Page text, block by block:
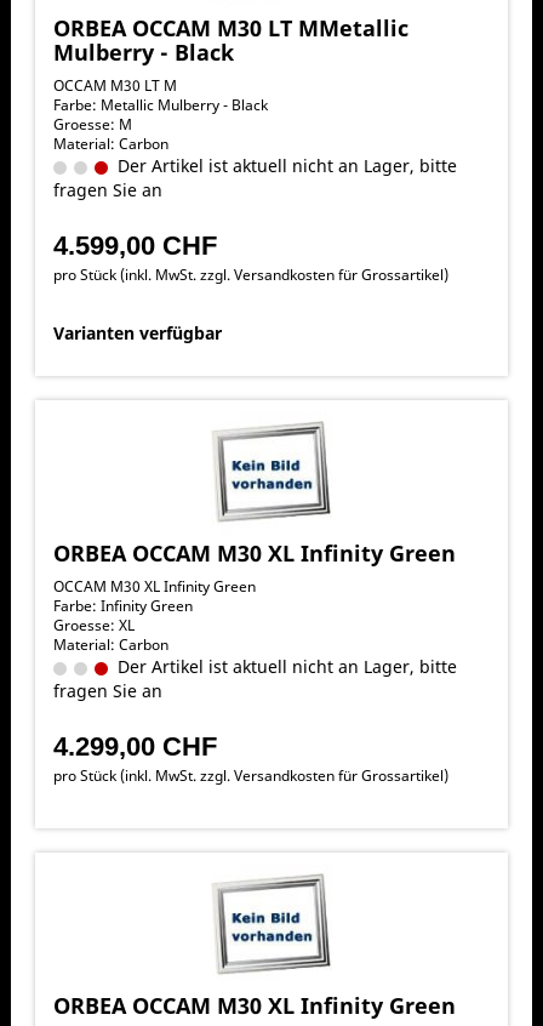
ORBEA OCCAM M30 LT MMetallic
Mulberry - Black
OCCAM M30 LT M
Farbe: Metallic Mulberry - Black
Groesse: M
Material: Carbon
Der Artikel ist aktuell nicht an Lager, bitte
fragen Sie an
4.599,00 CHF
pro Stück (inkl. MwSt. zzgl.Versandkosten für Grossartikel)
Varianten verfügbar
ORBEA OCCAM M30 XL Infinity Green
OCCAM M30 XL Infinity Green
Farbe: Infinity Green
Groesse: XL
Material: Carbon
Der Artikel ist aktuell nicht an Lager, bitte
fragen Sie an
4.299,00 CHF
pro Stück (inkl. MwSt. zzgl.Versandkosten für Grossartikel)
ORBEA OCCAM M30 XL Infinity Green